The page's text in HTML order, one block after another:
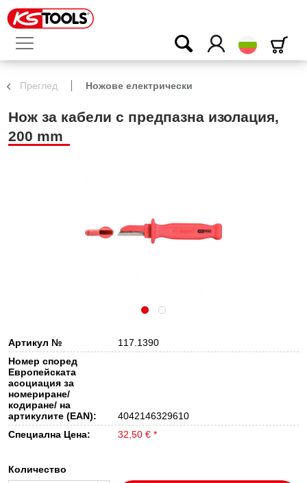
български
Преглед Ножове електрически
Нож за кабели с предпазна изолация,
200 mm
Артикул №
117.1390
Номер според
Европейската
асоциация за
номериране/
кодиране/ на
артикулите (EAN):
4042146329610
Специална Цена:
32,50 € *
Количество